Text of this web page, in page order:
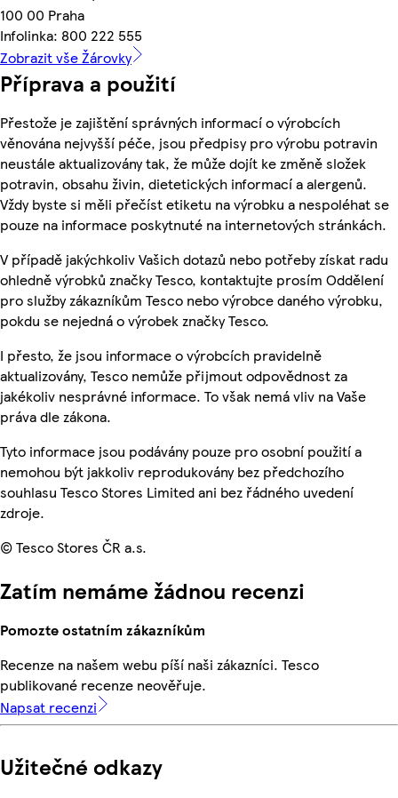
100 00 Praha
Infolinka: 800 222 555
Zobrazit vše Žárovky
Příprava a použití
Přestože je zajištění správných informací o výrobcích
věnována nejvyšší péče, jsou předpisy pro výrobu potravin
neustále aktualizovány tak, že může dojít ke změně složek
potravin, obsahu živin, dietetických informací a alergenů.
Vždy byste si měli přečíst etiketu na výrobku a nespoléhat se
pouze na informace poskytnuté na internetových stránkách.
V případě jakýchkoliv Vašich dotazů nebo potřeby získat radu
ohledně výrobků značky Tesco, kontaktujte prosím Oddělení
pro služby zákazníkům Tesco nebo výrobce daného výrobku,
pokdu se nejedná o výrobek značky Tesco.
I přesto, že jsou informace o výrobcích pravidelně
aktualizovány, Tesco nemůže přijmout odpovědnost za
jakékoliv nesprávné informace. To však nemá vliv na Vaše
práva dle zákona.
Tyto informace jsou podávány pouze pro osobní použití a
nemohou být jakkoliv reprodukovány bez předchozího
souhlasu Tesco Stores Limited ani bez řádného uvedení
zdroje.
© Tesco Stores ČR a.s.
Zatím nemáme žádnou recenzi
Pomozte ostatním zákazníkům
Recenze na našem webu píší naši zákazníci. Tesco
publikované recenze neověřuje.
Napsat recenzi
Užitečné odkazy